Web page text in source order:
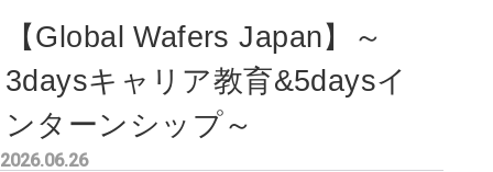
【Global Wafers Japan】～
3daysキャリア教育&5daysイ
ンターンシップ～
2026.06.26